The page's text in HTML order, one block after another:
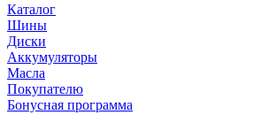
Каталог
Шины
Диски
Аккумуляторы
Масла
Покупателю
Бонусная программа